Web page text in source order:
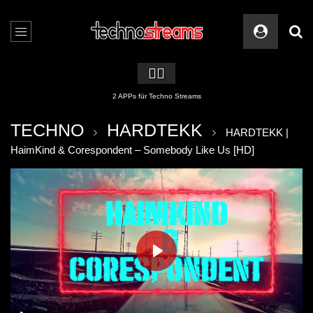
🏳️‍🌈
2 APPs für Techno Streams
TECHNO HARDTEKK
HARDTEKK |
HaimKind & Corespondent – Somebody Like Us [HD]
PLAY